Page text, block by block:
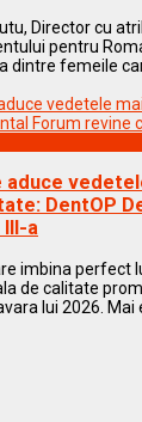
Director cu
pentru
dintre femeile
aduce
DentOP
a
imbina perfect
de calitate
lui 2026. Mai